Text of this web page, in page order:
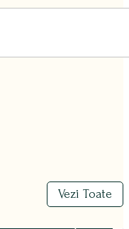
Vezi Toate